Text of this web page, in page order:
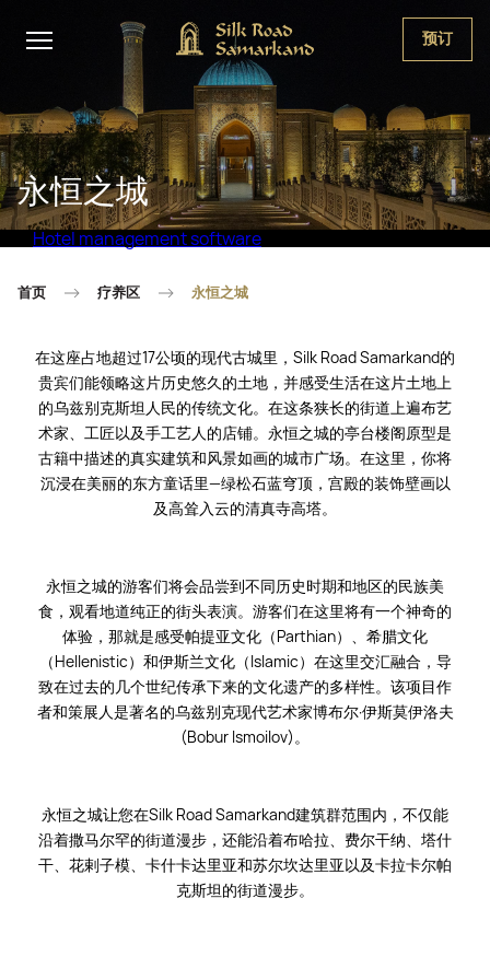
预订
永恒之城
Hotel management software
首页 疗养区 永恒之城
在这座占地超过17公顷的现代古城里，Silk Road Samarkand的
贵宾们能领略这片历史悠久的土地，并感受生活在这片土地上
的乌兹别克斯坦人民的传统文化。在这条狭长的街道上遍布艺
术家、工匠以及手工艺人的店铺。永恒之城的亭台楼阁原型是
古籍中描述的真实建筑和风景如画的城市广场。在这里，你将
沉浸在美丽的东方童话里—绿松石蓝穹顶，宫殿的装饰壁画以
及高耸入云的清真寺高塔。
永恒之城的游客们将会品尝到不同历史时期和地区的民族美
食，观看地道纯正的街头表演。游客们在这里将有一个神奇的
体验，那就是感受帕提亚文化（Parthian）、希腊文化
（Hellenistic）和伊斯兰文化（Islamic）在这里交汇融合，导
致在过去的几个世纪传承下来的文化遗产的多样性。该项目作
者和策展人是著名的乌兹别克现代艺术家博布尔·伊斯莫伊洛夫
(Bobur Ismoilov)。
永恒之城让您在Silk Road Samarkand建筑群范围内，不仅能
沿着撒马尔罕的街道漫步，还能沿着布哈拉、费尔干纳、塔什
干、花剌子模、卡什卡达里亚和苏尔坎达里亚以及卡拉卡尔帕
克斯坦的街道漫步。